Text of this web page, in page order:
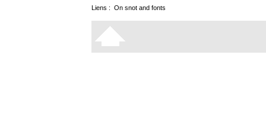
Liens : On snot and fonts